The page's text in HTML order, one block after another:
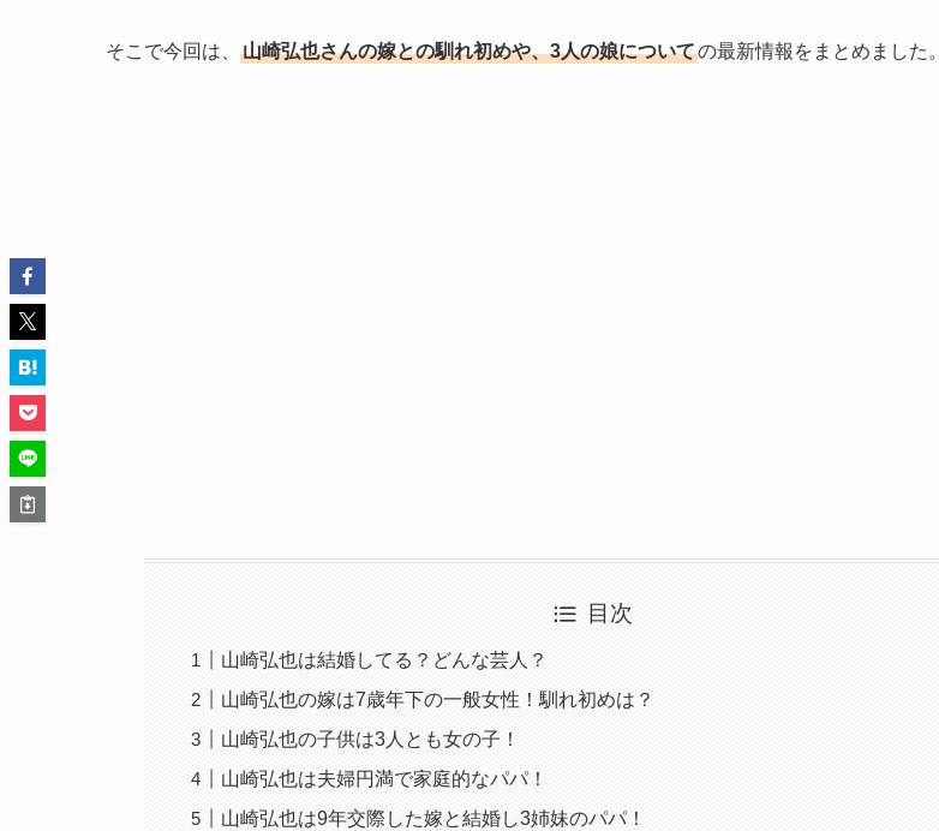
そこで今回は、 山崎弘也さんの嫁との馴れ初めや、3人の娘についての最新情報をまとめました。
目次
山崎弘也は結婚してる？どんな芸人？
山崎弘也の嫁は7歳年下の一般女性！馴れ初めは？
山崎弘也の子供は3人とも女の子！
山崎弘也は夫婦円満で家庭的なパパ！
山崎弘也は9年交際した嫁と結婚し3姉妹のパパ！